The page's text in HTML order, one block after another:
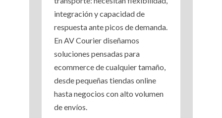
integración y capacidad de
respuesta ante picos de demanda.
En AV Courier diseñamos
soluciones pensadas para
ecommerce de cualquier tamaño,
desde pequeñas tiendas online
hasta negocios con alto volumen
de envíos.